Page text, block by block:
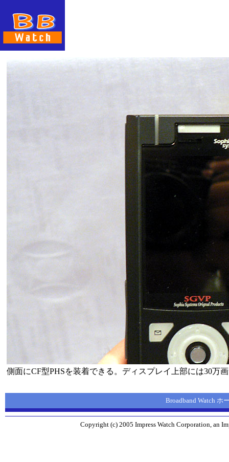
側面にCF型PHSを装着できる。ディスプレイ上部には30万
Broadband Watch ホ
Copyright (c) 2005 Impress Watch Corporation, an